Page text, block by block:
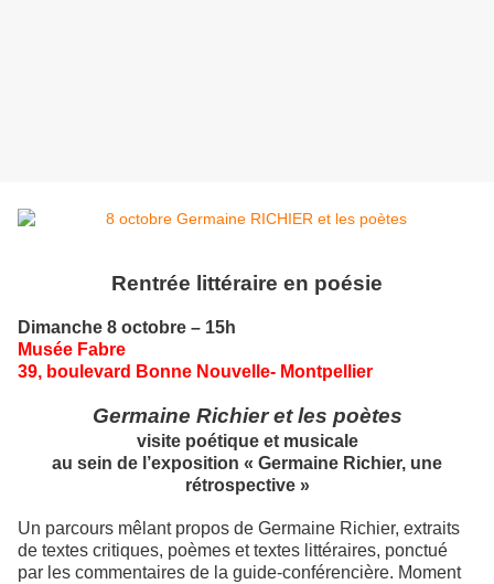
Rentrée littéraire en poésie
Dimanche 8 octobre – 15h
Musée Fabre
39, boulevard Bonne Nouvelle- Montpellier
Germaine Richier et les poètes
visite poétique et musicale
au sein de l’exposition « Germaine Richier, une
rétrospective »
Un parcours mêlant propos de Germaine Richier, extraits
de textes critiques, poèmes et textes littéraires, ponctué
par les commentaires de la guide-conférencière. Moment